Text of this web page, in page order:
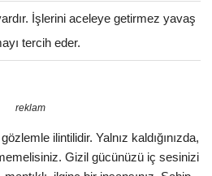
İşlerini aceleye getirmez yavaş
tercih eder.
reklam
ilintilidir. Yalnız kaldığınızda,
Gizil gücünüzü iç sesinizi